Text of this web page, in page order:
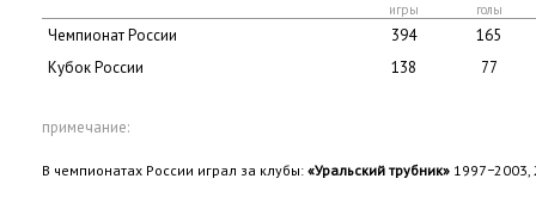
игры голы
Чемпионат России 394
165
Кубок России
138 77
примечание:
В чемпионатах России играл за клубы: «Уральский трубник»